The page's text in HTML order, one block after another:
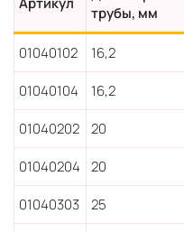
трубы, мм
01040102 16,2
01040104
16,2
01040202
20
01040204
20
01040303
25